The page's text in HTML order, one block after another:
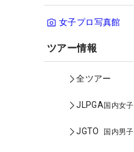
女子プロ写真館
ツアー情報
全ツアー
JLPGA国内女子
JGTO 国内男子